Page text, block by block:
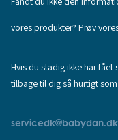
vores produkter? Prøv
Hvis du stadig ikke har fået
tilbage til dig så hurtigt
servicedk@babydan.dk